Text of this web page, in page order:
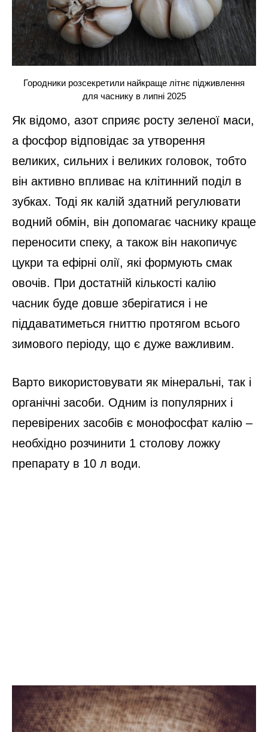
Городники розсекретили найкраще літнє підживлення
для часнику в липні 2025
Як відомо, азот сприяє росту зеленої маси,
а фосфор відповідає за утворення
великих, сильних і великих головок, тобто
він активно впливає на клітинний поділ в
зубках. Тоді як калій здатний регулювати
водний обмін, він допомагає часнику краще
переносити спеку, а також він накопичує
цукри та ефірні олії, які формують смак
овочів. При достатній кількості калію
часник буде довше зберігатися і не
піддаватиметься гниттю протягом всього
зимового періоду, що є дуже важливим.
Варто використовувати як мінеральні, так і
органічні засоби. Одним із популярних і
перевірених засобів є монофосфат калію –
необхідно розчинити 1 столову ложку
препарату в 10 л води.